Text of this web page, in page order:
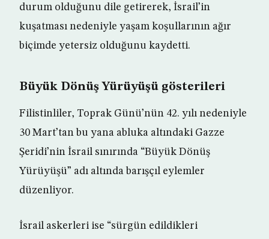
durum olduğunu dile getirerek, İsrail’in
kuşatması nedeniyle yaşam koşullarının ağır
biçimde yetersiz olduğunu kaydetti.
Büyük Dönüş Yürüyüşü gösterileri
Filistinliler, Toprak Günü’nün 42. yılı nedeniyle
30 Mart’tan bu yana abluka altındaki Gazze
Şeridi’nin İsrail sınırında “Büyük Dönüş
Yürüyüşü” adı altında barışçıl eylemler
düzenliyor.
İsrail askerleri ise “sürgün edildikleri